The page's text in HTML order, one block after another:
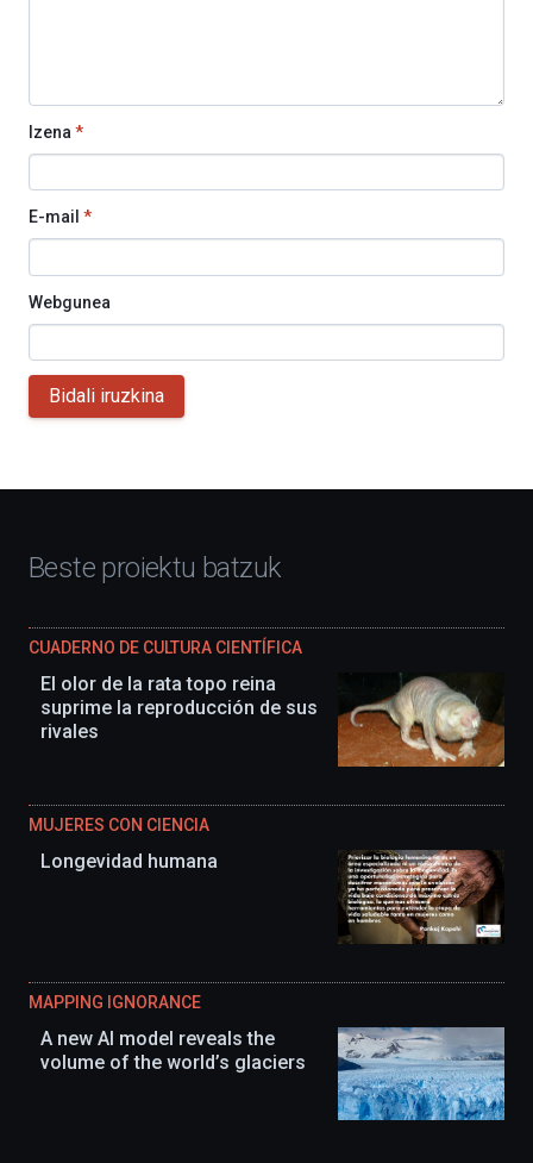
Izena *
E-mail *
Webgunea
Bidali iruzkina
Beste proiektu batzuk
CUADERNO DE CULTURA CIENTÍFICA
El olor de la rata topo reina
suprime la reproducción de sus
rivales
MUJERES CON CIENCIA
Longevidad humana
MAPPING IGNORANCE
A new AI model reveals the
volume of the world’s glaciers